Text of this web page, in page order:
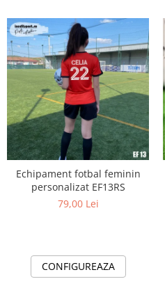
Echipament fotbal feminin
personalizat EF13RS
79,00 Lei
CONFIGUREAZA